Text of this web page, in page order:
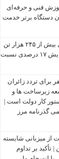
فنی و حرفه‌ای
دستگاه برتر خدمت‌
تحقق خرید تضمینی بیش از ۲۴۵ هزار تن
گندم در ایلام با افزایش ۱۷ درصدی نسبت
از ۲۸ صفر برای تردد زائران
زیرساخت‌ ها و
کار دولت است |
گذرنامه مرز
از میزبانی شایسته
| تأکید بر تداوم